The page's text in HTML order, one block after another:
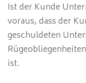
Ist der Kunde
voraus, dass der
geschuldeten
ist.